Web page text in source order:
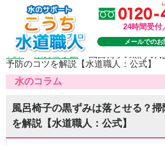
24時間受付
メールでの
TOP>水のコラム >
予防のコツを解説【水道職人：公式】
水のコラム
風呂椅子の黒ずみは落とせる？
を解説【水道職人：公式】